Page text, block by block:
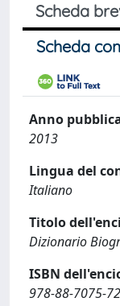
Scheda
Scheda
Anno
2013
Lingua del
Italiano
Titolo
Dizionario
ISBN
978-88-7075-